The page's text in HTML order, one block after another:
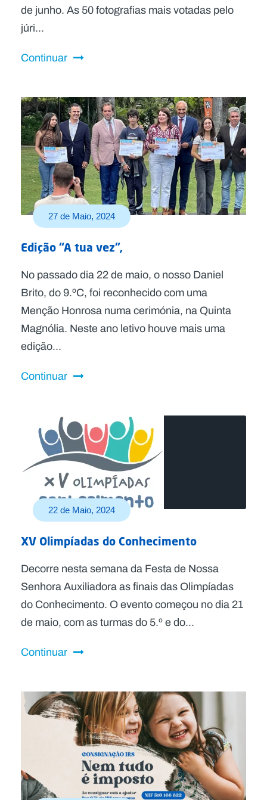
de junho. As 50 fotografias mais votadas pelo
júri...
Continuar
27 de Maio, 2024
Edição “A tua vez”,
No passado dia 22 de maio, o nosso Daniel
Brito, do 9.ºC, foi reconhecido com uma
Menção Honrosa numa cerimónia, na Quinta
Magnólia. Neste ano letivo houve mais uma
edição...
Continuar
22 de Maio, 2024
XV Olimpíadas do Conhecimento
Decorre nesta semana da Festa de Nossa
Senhora Auxiliadora as finais das Olimpíadas
do Conhecimento. O evento começou no dia 21
de maio, com as turmas do 5.º e do...
Continuar